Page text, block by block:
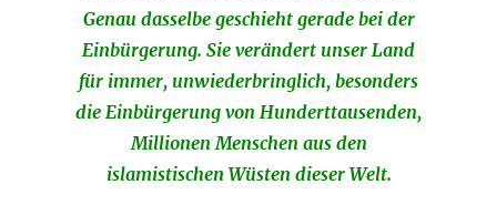
Genau dasselbe geschieht gerade bei der
Einbürgerung. Sie verändert unser Land
für immer, unwiederbringlich, besonders
die Einbürgerung von Hunderttausenden,
Millionen Menschen aus den
islamistischen Wüsten dieser Welt.